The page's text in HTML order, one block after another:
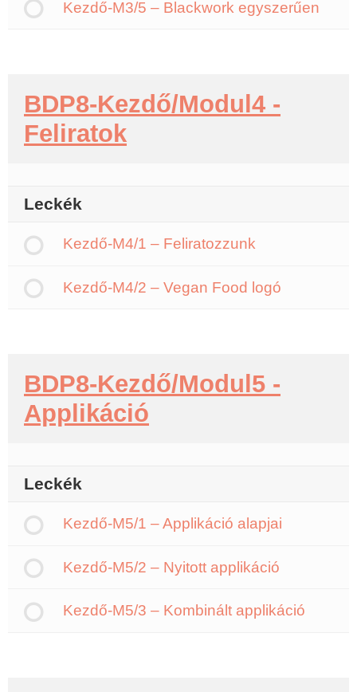
Kezdő-M3/5 – Blackwork egyszerűen
BDP8-Kezdő/Modul4 -
Feliratok
Leckék
Kezdő-M4/1 – Feliratozzunk
Kezdő-M4/2 – Vegan Food logó
BDP8-Kezdő/Modul5 -
Applikáció
Leckék
Kezdő-M5/1 – Applikáció alapjai
Kezdő-M5/2 – Nyitott applikáció
Kezdő-M5/3 – Kombinált applikáció